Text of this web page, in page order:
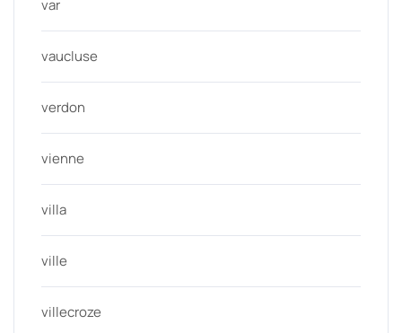
var
vaucluse
verdon
vienne
villa
ville
villecroze